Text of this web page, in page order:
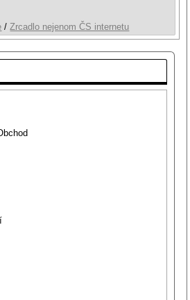
/ Zrcadlo nejenom ČS internetu